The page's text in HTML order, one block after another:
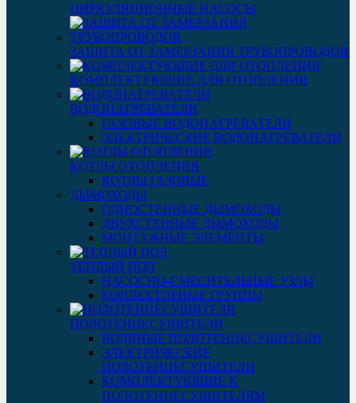
ЦИРКУЛЯЦИОННЫЕ НАСОСЫ
ЗАЩИТА ОТ ЗАМЕРЗАНИЯ ТРУБОПРОВОДОВ
КОМПЛЕКТУЮЩИЕ ДЛЯ ОТОПЛЕНИЯ
ВОДОНАГРЕВАТЕЛИ
ГАЗОВЫЕ ВОДОНАГРЕВАТЕЛИ
ЭЛЕКТРИЧЕСКИЕ ВОДОНАГРЕВАТЕЛИ
КОТЛЫ ОТОПЛЕНИЯ
КОТЛЫ ГАЗОВЫЕ
ДЫМОХОДЫ
ОДНОСТЕННЫЕ ДЫМОХОДЫ
ДВУХСТЕННЫЕ ДЫМОХОДЫ
МОНТАЖНЫЕ ЭЛЕМЕНТЫ
ТЕПЛЫЙ ПОЛ
НАСОСНО-СМЕСИТЕЛЬНЫЕ УЗЛЫ
КОЛЛЕКТОРНЫЕ ГРУППЫ
ПОЛОТЕНЦЕСУШИТЕЛИ
ВОДЯНЫЕ ПОЛОТЕНЦЕСУШИТЕЛИ
ЭЛЕКТРИЧЕСКИЕ
ПОЛОТЕНЦЕСУШИТЕЛИ
КОМПЛЕКТУЮЩИЕ К
ПОЛОТЕНЦЕСУШИТЕЛЯМ